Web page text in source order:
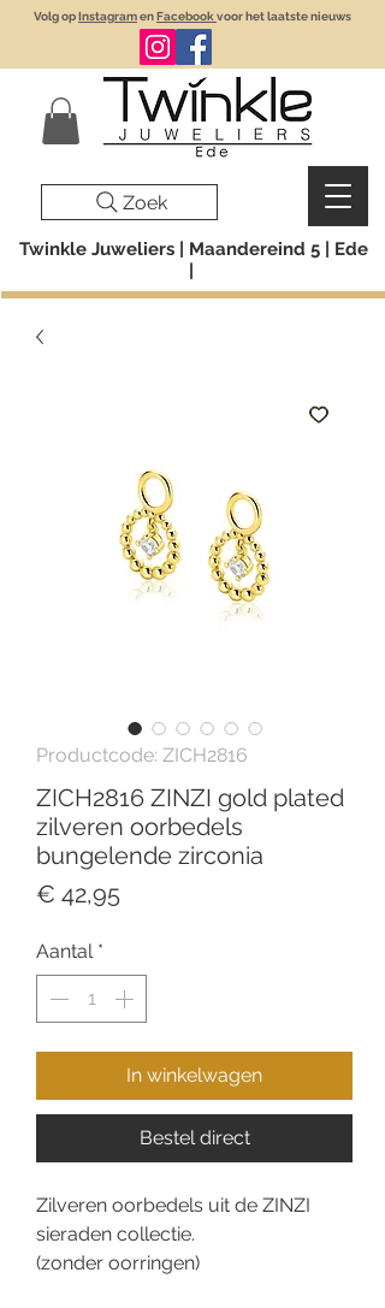
Twinkle Juweliers | Maandereind 5 | Ede
Volg opInstagramenFacebook voor het laatste nieuws
Zoek
Productcode: ZICH2816
ZICH2816 ZINZI gold plated
zilveren oorbedels
bungelende zirconia
€ 42,95Prijs
Aantal *
In winkelwagen
Bestel direct
Zilveren oorbedels uit de ZINZI
sieraden collectie.
(zonder oorringen)